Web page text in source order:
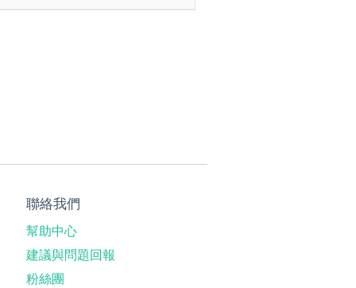
聯絡我們
幫助中心
建議與問題回報
粉絲團